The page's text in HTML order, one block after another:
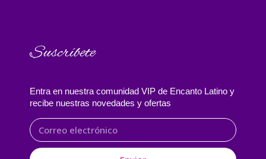
Suscríbete
Entra en nuestra comunidad VIP de Encanto Latino y
recibe nuestras novedades y ofertas